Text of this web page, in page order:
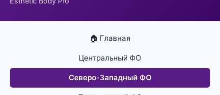
🏠 Главная
Центральный ФО
Северо-Западный ФО